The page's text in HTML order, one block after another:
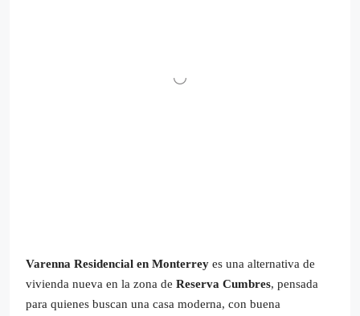
Varenna Residencial en Monterrey es una alternativa de
vivienda nueva en la zona de Reserva Cumbres, pensada
para quienes buscan una casa moderna, con buena